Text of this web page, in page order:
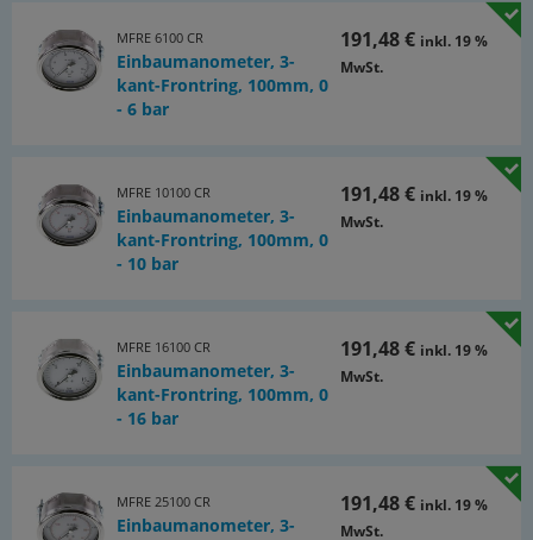
MFRE 6100 CR
Einbaumanometer, 3-
kant-Frontring, 100mm, 0
- 6 bar
191,48 € inkl. 19 %
MwSt.
MFRE 10100 CR
Einbaumanometer, 3-
kant-Frontring, 100mm, 0
- 10 bar
191,48 € inkl. 19 %
MwSt.
MFRE 16100 CR
Einbaumanometer, 3-
kant-Frontring, 100mm, 0
- 16 bar
191,48 € inkl. 19 %
MwSt.
MFRE 25100 CR
Einbaumanometer, 3-
191,48 € inkl. 19 %
MwSt.